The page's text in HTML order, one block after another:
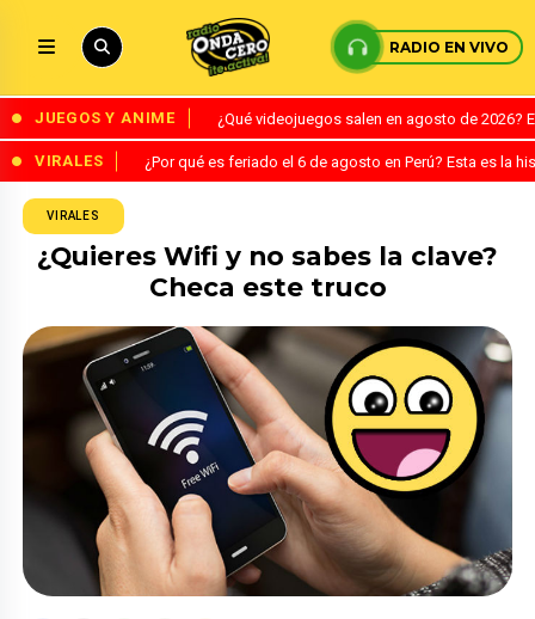
RADIO EN VIVO
JUEGOS Y ANIME ¿Qué videojuegos salen en agosto de
VIRALES ¿Por qué es feriado el 6 de agosto en Perú? Esta es la
VIRALES
¿Quieres Wifi y no sabes la clave?
Checa este truco